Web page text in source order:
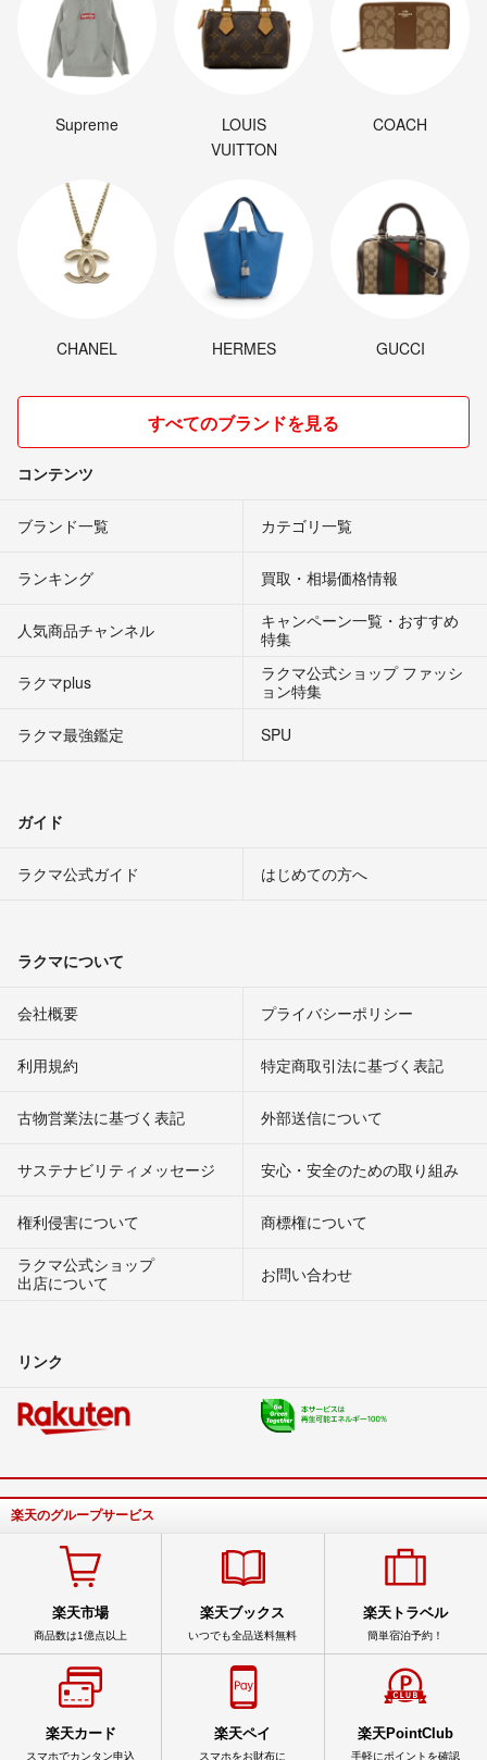
Supreme
LOUIS
VUITTON
COACH
CHANEL HERMES GUCCI
すべてのブランドを見る
コンテンツ
ブランド一覧 カテゴリ一覧
ランキング 買取・相場価格情報
人気商品チャンネル
キャンペーン一覧・おすすめ
特集
ラクマplus
ラクマ公式ショップ ファッシ
ョン特集
ラクマ最強鑑定
SPU
ガイド
ラクマ公式ガイド はじめての方へ
ラクマについて
会社概要 プライバシーポリシー
利用規約 特定商取引法に基づく表記
古物営業法に基づく表記 外部送信について
サステナビリティメッセージ 安心・安全のための取り組み
権利侵害について
商標権について
ラクマ公式ショップ
出店について
お問い合わせ
リンク
楽天のグループサービス
楽天市場
商品数は1億点以上
楽天ブックス
いつでも全品送料無料
楽天トラベル
簡単宿泊予約！
楽天カード
スマホでカンタン申込
楽天ペイ
スマホをお財布に
楽天PointClub
手軽にポイントを確認